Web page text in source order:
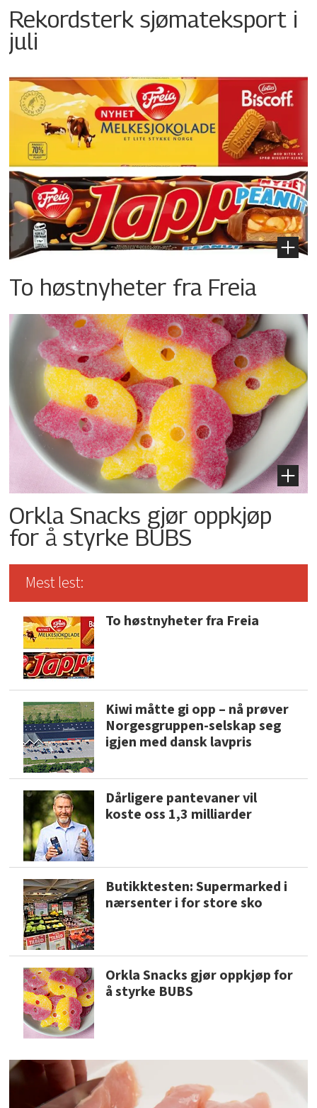
Rekordsterk sjømateksport i
juli
To høstnyheter fra Freia
Orkla Snacks gjør oppkjøp
for å styrke BUBS
Mest lest:
To høstnyheter fra Freia
Kiwi måtte gi opp – nå prøver
Norgesgruppen-selskap seg
igjen med dansk lavpris
Dårligere pantevaner vil
koste oss 1,3 milliarder
Butikktesten: Supermarked i
nærsenter i for store sko
Orkla Snacks gjør oppkjøp for
å styrke BUBS